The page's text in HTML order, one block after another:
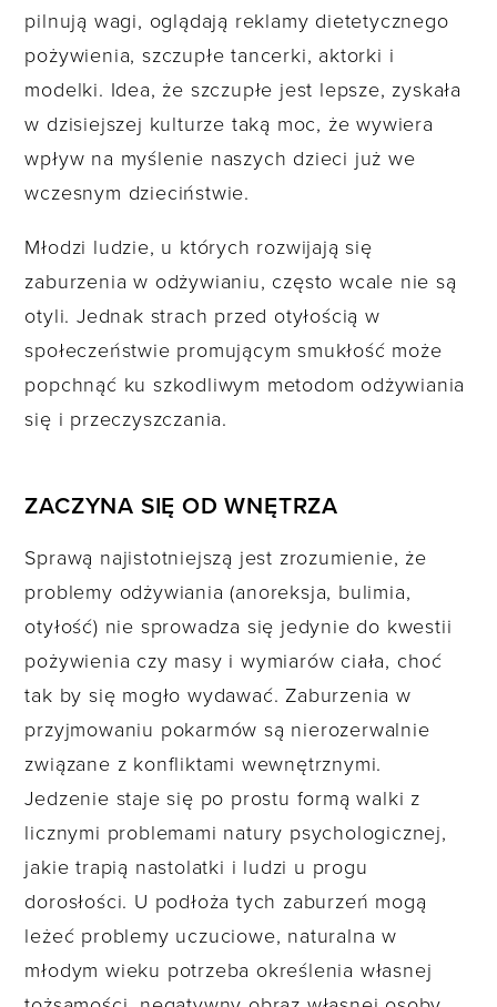
pilnują wagi, oglądają reklamy dietetycznego
pożywienia, szczupłe tancerki, aktorki i
modelki. Idea, że szczupłe jest lepsze, zyskała
w dzisiejszej kulturze taką moc, że wywiera
wpływ na myślenie naszych dzieci już we
wczesnym dzieciństwie.
Młodzi ludzie, u których rozwijają się
zaburzenia w odżywianiu, często wcale nie są
otyli. Jednak strach przed otyłością w
społeczeństwie promującym smukłość może
popchnąć ku szkodliwym metodom odżywiania
się i przeczyszczania.
ZACZYNA SIĘ OD WNĘTRZA
Sprawą najistotniejszą jest zrozumienie, że
problemy odżywiania (anoreksja, bulimia,
otyłość) nie sprowadza się jedynie do kwestii
pożywienia czy masy i wymiarów ciała, choć
tak by się mogło wydawać. Zaburzenia w
przyjmowaniu pokarmów są nierozerwalnie
związane z konfliktami wewnętrznymi.
Jedzenie staje się po prostu formą walki z
licznymi problemami natury psychologicznej,
jakie trapią nastolatki i ludzi u progu
dorosłości. U podłoża tych zaburzeń mogą
leżeć problemy uczuciowe, naturalna w
młodym wieku potrzeba określenia własnej